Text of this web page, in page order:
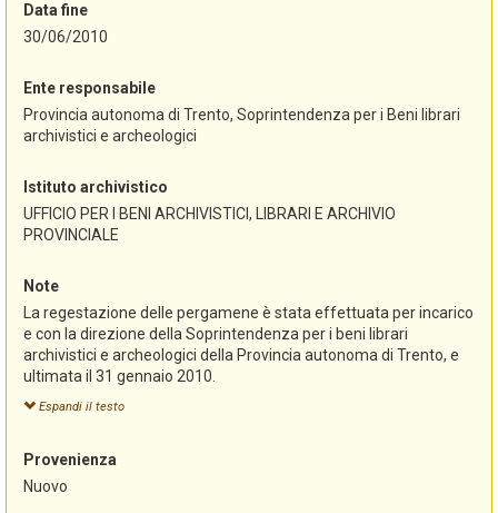
Data fine
30/06/2010
Ente responsabile
Provincia autonoma di Trento, Soprintendenza per i Beni librari
archivistici e archeologici
Istituto archivistico
UFFICIO PER I BENI ARCHIVISTICI, LIBRARI E ARCHIVIO
PROVINCIALE
Note
La regestazione delle pergamene è stata effettuata per incarico
e con la direzione della Soprintendenza per i beni librari
archivistici e archeologici della Provincia autonoma di Trento, e
ultimata il 31 gennaio 2010.
I regesti sono stati curati rispettivamente da Claudio Andreolli
per le pergamene in latino, da Stefania Franzoi per le
Espandi il testo
Provenienza
Nuovo